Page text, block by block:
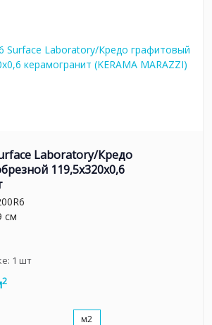
Laboratory/Кредо
119,5x320x0,6
см
1 шт
2
м2